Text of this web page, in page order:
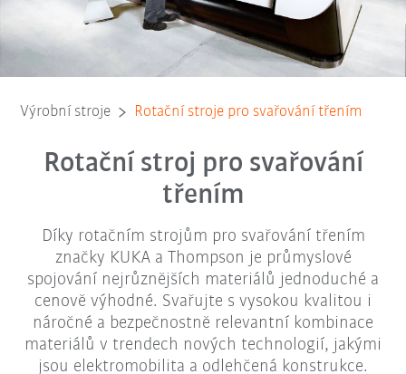
Výrobní stroje Rotační stroje pro svařování třením
Rotační stroj pro svařování
třením
Díky rotačním strojům pro svařování třením
značky KUKA a Thompson je průmyslové
spojování nejrůznějších materiálů jednoduché a
cenově výhodné. Svařujte s vysokou kvalitou i
náročné a bezpečnostně relevantní kombinace
materiálů v trendech nových technologií, jakými
jsou elektromobilita a odlehčená konstrukce.